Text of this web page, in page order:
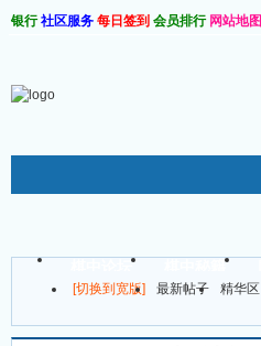
银行 社区服务 每日签到 会员排行 网站地图
棋中论坛 棋中秘籍
[切换到宽版] 最新帖子
精华区